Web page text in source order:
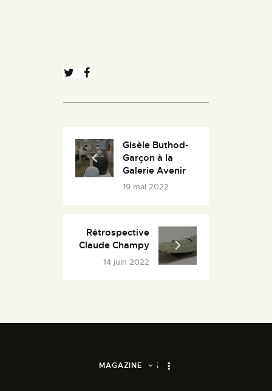
Gisèle Buthod-
Garçon à la
Galerie Avenir
19 mai 2022
Rétrospective
Claude Champy
14 juin 2022
MAGAZINE